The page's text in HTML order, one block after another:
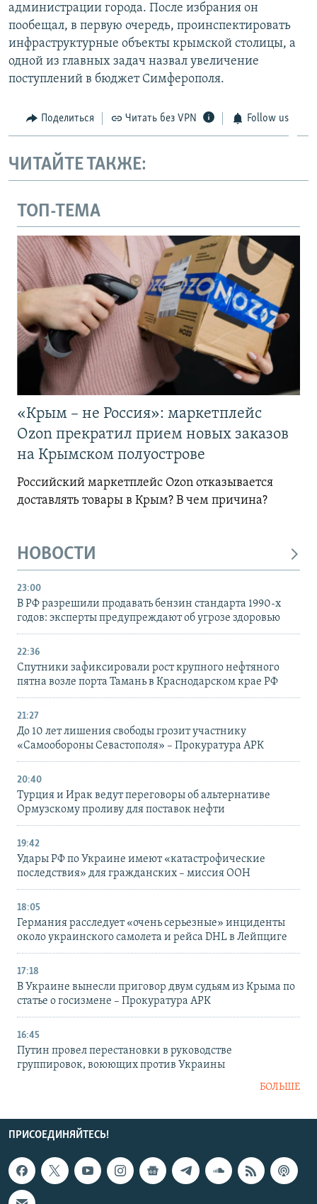
администрации города. После избрания он
пообещал, в первую очередь, проинспектировать
инфраструктурные объекты крымской столицы, а
одной из главных задач назвал увеличение
поступлений в бюджет Симферополя.
Поделиться Читать без VPN Follow us
ЧИТАЙТЕ ТАКЖЕ:
ТОП-ТЕМА
«Крым – не Россия»: маркетплейс
Ozon прекратил прием новых заказов
на Крымском полуострове
Российский маркетплейс Ozon отказывается
доставлять товары в Крым? В чем причина?
НОВОСТИ
23:00
В РФ разрешили продавать бензин стандарта 1990-х
годов: эксперты предупреждают об угрозе здоровью
22:36
Спутники зафиксировали рост крупного нефтяного
пятна возле порта Тамань в Краснодарском крае РФ
21:27
До 10 лет лишения свободы грозит участнику
«Самообороны Севастополя» – Прокуратура АРК
20:40
Турция и Ирак ведут переговоры об альтернативе
Ормузскому проливу для поставок нефти
19:42
Удары РФ по Украине имеют «катастрофические
последствия» для гражданских – миссия ООН
18:05
Германия расследует «очень серьезные» инциденты
около украинского самолета и рейса DHL в Лейпциге
17:18
В Украине вынесли приговор двум судьям из Крыма по
статье о госизмене – Прокуратура АРК
16:45
Путин провел перестановки в руководстве
группировок, воюющих против Украины
БОЛЬШЕ
ПРИСОЕДИНЯЙТЕСЬ!